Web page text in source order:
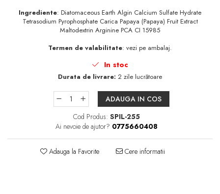
Ingrediente: Diatomaceous Earth Algin Calcium Sulfate Hydrate
Tetrasodium Pyrophosphate Carica Papaya (Papaya) Fruit Extract
Maltodextrin Arginine PCA CI 15985
Termen de valabilitate: vezi pe ambalaj.
In stoc
Durata de livrare: 2 zile lucrătoare
ADAUGA IN COS
Cod Produs: SPIL-255
Ai nevoie de ajutor? 0775660408
Adauga la Favorite Cere informatii